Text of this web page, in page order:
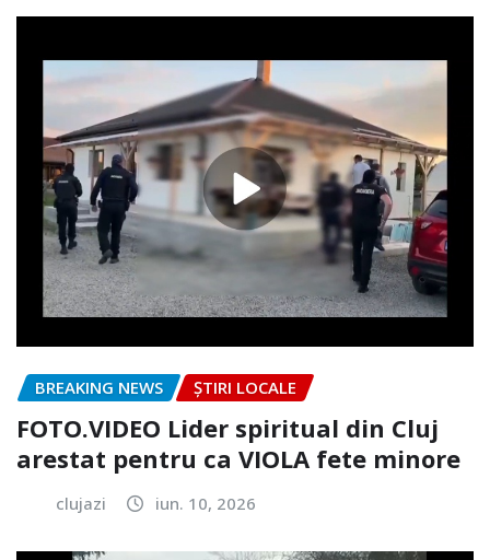
BREAKING NEWS ȘTIRI LOCALE
FOTO.VIDEO Lider spiritual din Cluj
arestat pentru ca VIOLA fete minore
clujazi iun. 10, 2026